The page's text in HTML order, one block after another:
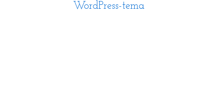
WordPress-tema